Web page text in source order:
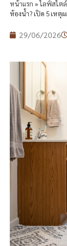
หน้าแรก »ไลฟ์สไตล์
ห้องน้ำ? เปิด 5 เห
29/06/2026